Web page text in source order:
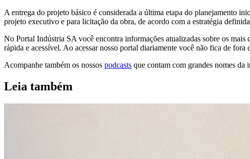
A entrega do projeto básico é considerada a última etapa do planejamento
projeto executivo e para licitação da obra, de acordo com a estratégia
No Portal Indústria SA você encontra informações atualizadas sobre os
rápida e acessível. Ao acessar nosso portal diariamente você não fica de
Acompanhe também os nossos podcasts que contam com grandes nomes da
Leia também